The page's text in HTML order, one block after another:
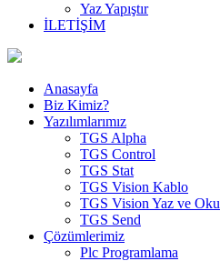
Yaz Yapıştır
İLETİŞİM
Anasayfa
Biz Kimiz?
Yazılımlarımız
TGS Alpha
TGS Control
TGS Stat
TGS Vision Kablo
TGS Vision Yaz ve Oku
TGS Send
Çözümlerimiz
Plc Programlama